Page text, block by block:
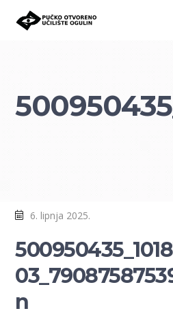
6. lipnja 2025.
n